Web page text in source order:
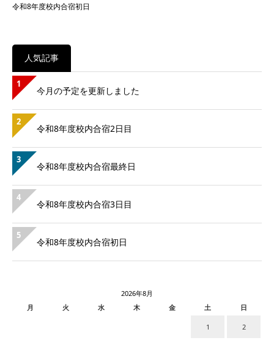
令和8年度校内合宿初日
人気記事
1
今月の予定を更新しました
2
令和8年度校内合宿2日目
3
令和8年度校内合宿最終日
4
令和8年度校内合宿3日目
5
令和8年度校内合宿初日
2026年8月
月
火 水 木 金 土 日
1 2